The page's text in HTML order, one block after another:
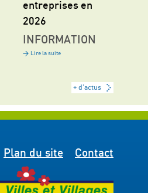
entreprises en
2026
INFORMATION
Lire la suite
+ d'actus
Plan du site Contact